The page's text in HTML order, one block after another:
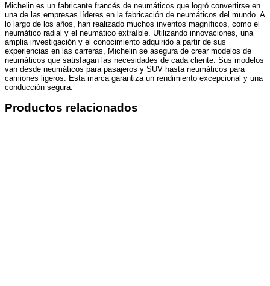
Michelin es un fabricante francés de neumáticos que logró convertirse en
una de las empresas líderes en la fabricación de neumáticos del mundo. A
lo largo de los años, han realizado muchos inventos magníficos, como el
neumático radial y el neumático extraíble. Utilizando innovaciones, una
amplia investigación y el conocimiento adquirido a partir de sus
experiencias en las carreras, Michelin se asegura de crear modelos de
neumáticos que satisfagan las necesidades de cada cliente. Sus modelos
van desde neumáticos para pasajeros y SUV hasta neumáticos para
camiones ligeros. Esta marca garantiza un rendimiento excepcional y una
conducción segura.
Productos relacionados